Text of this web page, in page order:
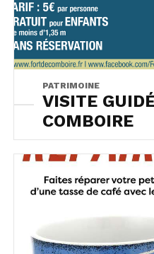
PATRIMOINE
VISITE
COMBOIRE